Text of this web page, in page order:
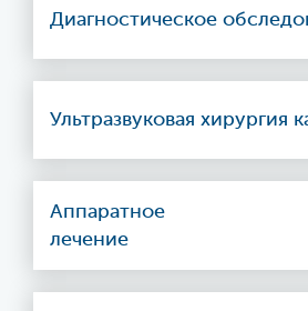
Диагностическое
Ультразвуковая хирургия
Аппаратное
лечение